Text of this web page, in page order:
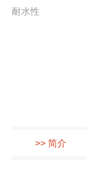
耐水性
>> 简介